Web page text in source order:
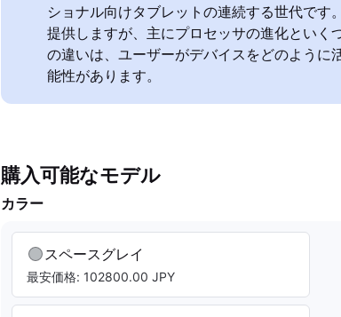
ショナル向けタブレットの連続する世代で
提供しますが、主にプロセッサの進化といく
の違いは、ユーザーがデバイスをどのように
能性があります。
購入可能なモデル
カラー
スペースグレイ
最安価格: 102800.00 JPY